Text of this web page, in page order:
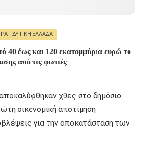
- ΔΥΤΙΚΉ ΕΛΛΆΔΑ
40 έως και 120 εκατομμύρια ευρώ το
από τις φωτιές
χθες στο δημόσιο
οικονομική αποτίμηση
για την αποκατάσταση των